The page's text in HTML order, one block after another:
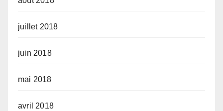
juillet 2018
juin 2018
mai 2018
avril 2018